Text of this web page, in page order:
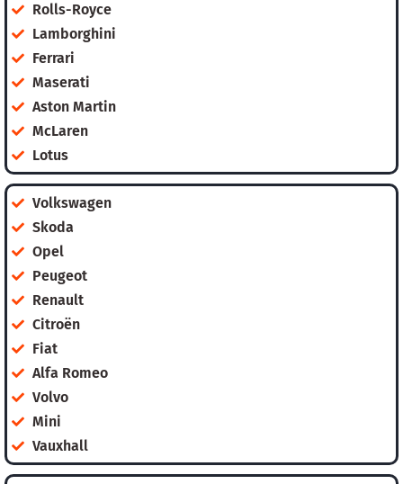
Rolls-Royce
Lamborghini
Ferrari
Maserati
Aston Martin
McLaren
Lotus
Volkswagen
Skoda
Opel
Peugeot
Renault
Citroën
Fiat
Alfa Romeo
Volvo
Mini
Vauxhall